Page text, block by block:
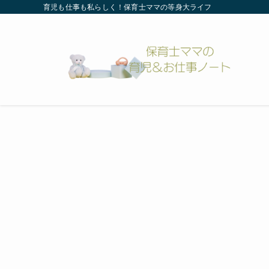
育児も仕事も私らしく！保育士ママの等身大ライフ